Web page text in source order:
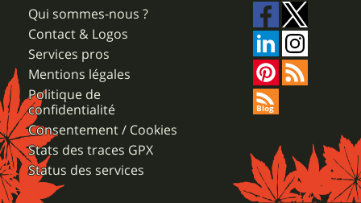
Qui sommes-nous ?
Contact & Logos
Services pros
Mentions légales
Politique de
confidentialité
Consentement / Cookies
Stats des traces GPX
Status des services